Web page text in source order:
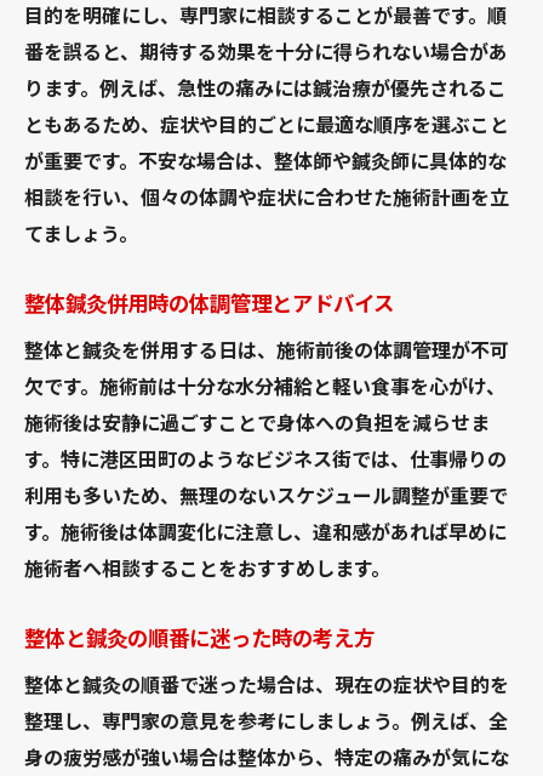
目的を明確にし、専門家に相談することが最善です。順
番を誤ると、期待する効果を十分に得られない場合があ
ります。例えば、急性の痛みには鍼治療が優先されるこ
ともあるため、症状や目的ごとに最適な順序を選ぶこと
が重要です。不安な場合は、整体師や鍼灸師に具体的な
相談を行い、個々の体調や症状に合わせた施術計画を立
てましょう。
整体鍼灸併用時の体調管理とアドバイス
整体と鍼灸を併用する日は、施術前後の体調管理が不可
欠です。施術前は十分な水分補給と軽い食事を心がけ、
施術後は安静に過ごすことで身体への負担を減らせま
す。特に港区田町のようなビジネス街では、仕事帰りの
利用も多いため、無理のないスケジュール調整が重要で
す。施術後は体調変化に注意し、違和感があれば早めに
施術者へ相談することをおすすめします。
整体と鍼灸の順番に迷った時の考え方
整体と鍼灸の順番で迷った場合は、現在の症状や目的を
整理し、専門家の意見を参考にしましょう。例えば、全
身の疲労感が強い場合は整体から、特定の痛みが気にな